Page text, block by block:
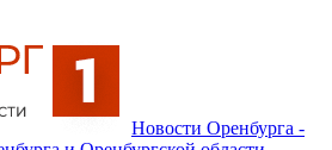
Новости Оренбурга -